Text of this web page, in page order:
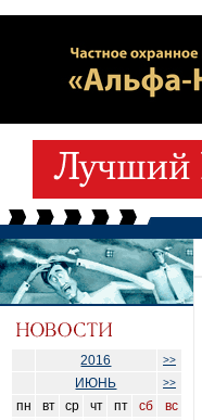
2016 >>
ИЮНЬ >>
пн вт ср чт пт сб
вс